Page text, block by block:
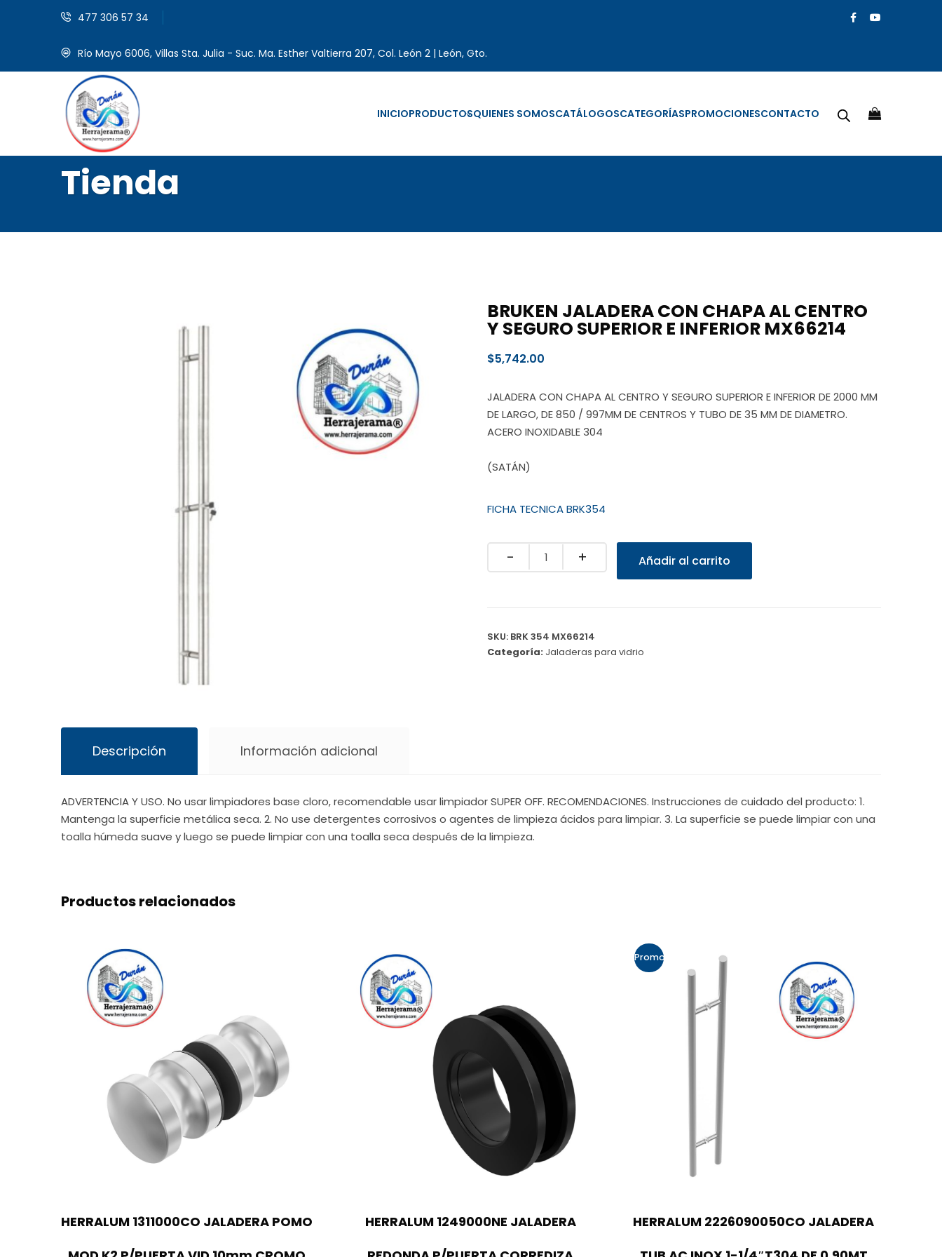
477 306 57 34
Río Mayo 6006, Villas Sta. Julia - Suc. Ma. Esther Valtierra 207, Col. León 2 | León, Gto.
INICIOPRODUCTOSQUIENES SOMOSCATÁLOGOSCATEGORÍASPROMOCIONESCONTACTO
Tienda
BRUKEN JALADERA CON CHAPA AL CENTRO
Y SEGURO SUPERIOR E INFERIOR MX66214
$5,742.00
JALADERA CON CHAPA AL CENTRO Y SEGURO SUPERIOR E INFERIOR DE 2000 MM
DE LARGO, DE 850 / 997MM DE CENTROS Y TUBO DE 35 MM DE DIAMETRO.
ACERO INOXIDABLE 304
(SATÁN)
FICHA TECNICA BRK354
Quantity Añadir al carrito
SKU: BRK 354 MX66214
Categoría: Jaladeras para vidrio
Descripción Información adicional
ADVERTENCIA Y USO. No usar limpiadores base cloro, recomendable usar limpiador SUPER OFF. RECOMENDACIONES. Instrucciones de cuidado del producto: 1.
Mantenga la superficie metálica seca. 2. No use detergentes corrosivos o agentes de limpieza ácidos para limpiar. 3. La superficie se puede limpiar con una
toalla húmeda suave y luego se puede limpiar con una toalla seca después de la limpieza.
Productos relacionados
HERRALUM 1311000CO JALADERA POMO
HERRALUM 1249000NE JALADERA
Promo!
HERRALUM 2226090050CO JALADERA